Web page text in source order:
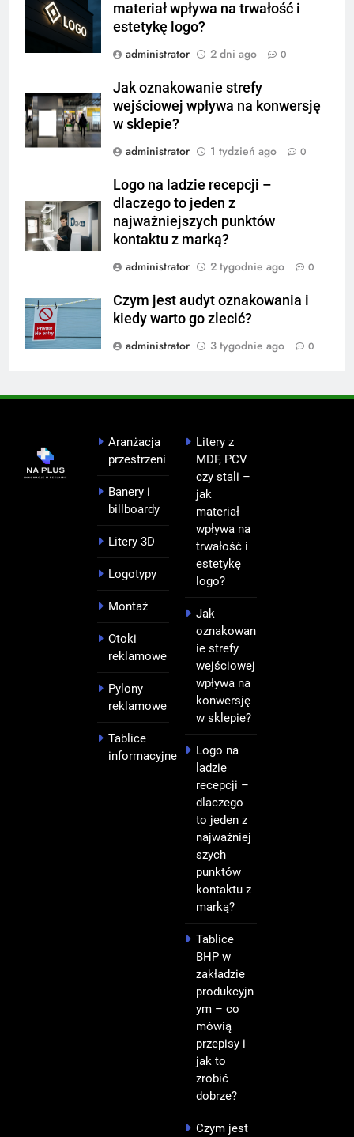
materiał wpływa na trwałość i
estetykę logo?
administrator
2 dni ago 0
Jak oznakowanie strefy
wejściowej wpływa na konwersję
w sklepie?
administrator
1 tydzień ago 0
Logo na ladzie recepcji –
dlaczego to jeden z
najważniejszych punktów
kontaktu z marką?
administrator
2 tygodnie ago 0
Czym jest audyt oznakowania i
kiedy warto go zlecić?
administrator
3 tygodnie ago 0
Aranżacja
przestrzeni
Banery i
billboardy
Litery 3D
Logotypy
Montaż
Otoki
reklamowe
Pylony
reklamowe
Tablice
informacyjne
Litery z
MDF, PCV
czy stali –
jak
materiał
wpływa na
trwałość i
estetykę
logo?
Jak
oznakowan
ie strefy
wejściowej
wpływa na
konwersję
w sklepie?
Logo na
ladzie
recepcji –
dlaczego
to jeden z
najważniej
szych
punktów
kontaktu z
marką?
Tablice
BHP w
zakładzie
produkcyjn
ym – co
mówią
przepisy i
jak to
zrobić
dobrze?
Czym jest